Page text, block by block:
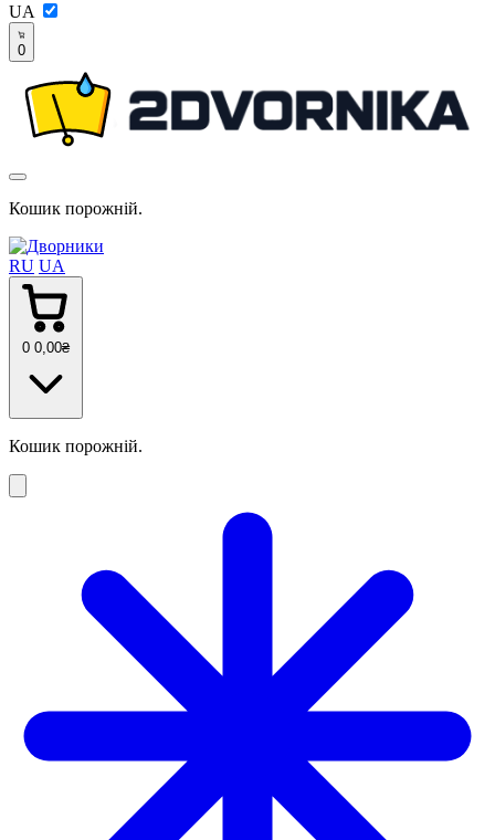
UA
0
Кошик порожній.
RU UA
0 0 ,00₴
Кошик порожній.